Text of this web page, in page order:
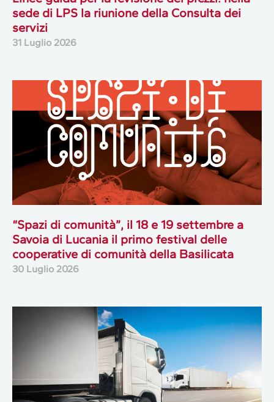
sede di LPS la riunione della Consulta dei
servizi
31 Luglio 2026
“Spazi di comunità”, il 18 e 19 settembre a
Savoia di Lucania il primo festival delle
cooperative di comunità della Basilicata
30 Luglio 2026